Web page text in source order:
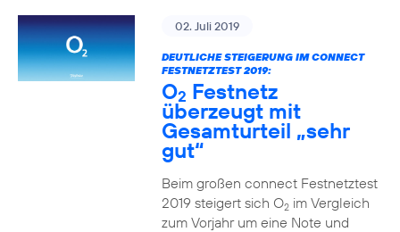
02. Juli 2019
DEUTLICHE STEIGERUNG IM CONNECT
FESTNETZTEST 2019:
O2 Festnetz
überzeugt mit
Gesamturteil „sehr
gut“
Beim großen connect Festnetztest
2019 steigert sich O2im Vergleich
zum Vorjahr um eine Note und